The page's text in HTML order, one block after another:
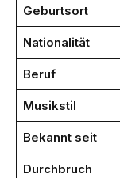
Geburtsort
Nationalität
Beruf
Musikstil
Bekannt seit
Durchbruch